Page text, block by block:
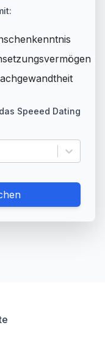
Speeed Dating